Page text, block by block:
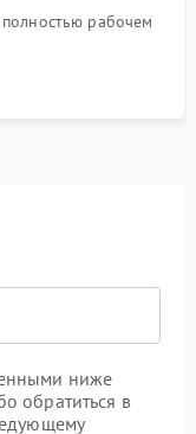
рабочем
ниже
обратиться в